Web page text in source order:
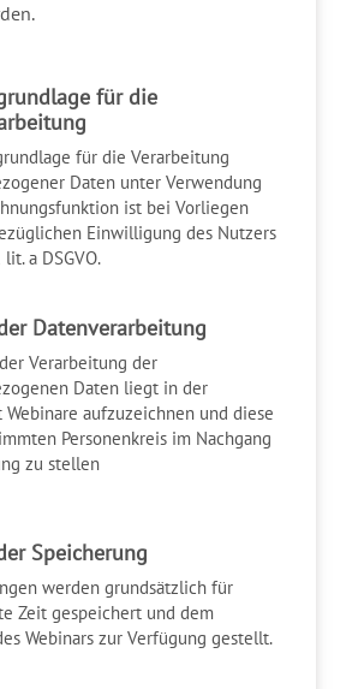
für die
für die Verarbeitung
Daten unter Verwendung
ist bei Vorliegen
Einwilligung des Nutzers
a DSGVO.
Datenverarbeitung
Verarbeitung der
Daten liegt in der
aufzuzeichnen und diese
Personenkreis im Nachgang
zu stellen
Speicherung
werden grundsätzlich für
Zeit gespeichert und dem
Webinars zur Verfügung gestellt.